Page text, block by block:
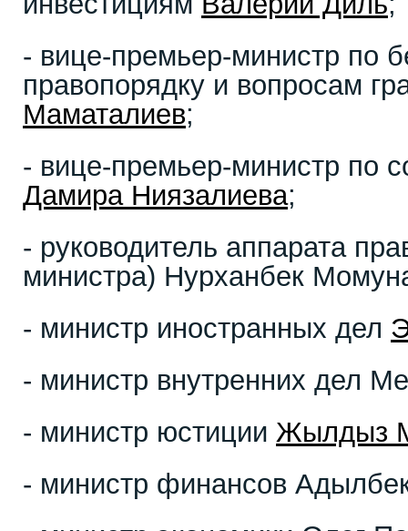
- вице-премьер-министр по
правопорядку и вопросам
Маматалиев;
- вице-премьер-министр по
Дамира Ниязалиева;
- руководитель аппарата
министра) Нурханбек
- министр иностранных дел
- министр внутренних дел
- министр юстиции Жылдыз
- министр финансов